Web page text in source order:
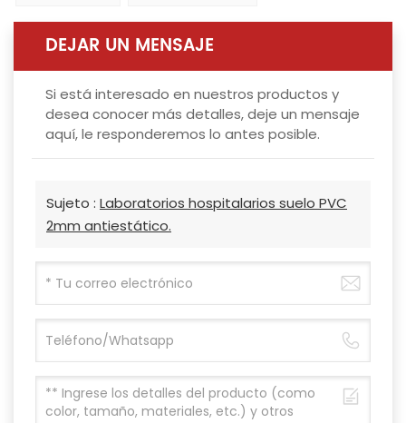
DEJAR UN MENSAJE
Si está interesado en nuestros productos y
desea conocer más detalles, deje un mensaje
aquí, le responderemos lo antes posible.
Sujeto : Laboratorios hospitalarios suelo PVC
2mm antiestático.